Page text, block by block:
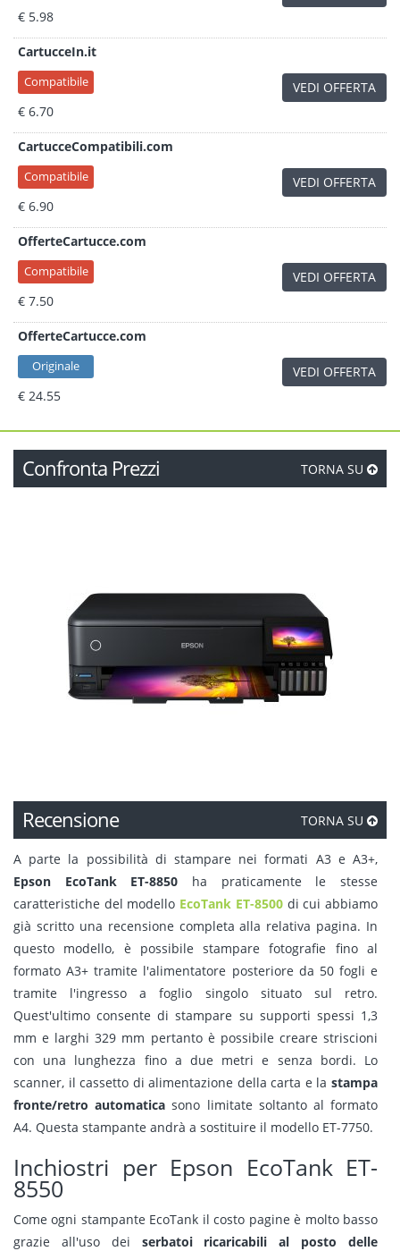
€ 5.98
CartucceIn.it
Compatibile
€ 6.70
VEDI OFFERTA
CartucceCompatibili.com
Compatibile
€ 6.90
VEDI OFFERTA
OfferteCartucce.com
Compatibile
€ 7.50
VEDI OFFERTA
OfferteCartucce.com
Originale
€ 24.55
VEDI OFFERTA
Confronta Prezzi TORNA SU
Recensione TORNA SU
A parte la possibilità di stampare nei formati A3 e A3+,
Epson EcoTank ET-8850 ha praticamente le stesse
caratteristiche del modello EcoTank ET-8500di cui abbiamo
già scritto una recensione completa alla relativa pagina. In
questo modello, è possibile stampare fotografie fino al
formato A3+ tramite l'alimentatore posteriore da 50 fogli e
tramite l'ingresso a foglio singolo situato sul retro.
Quest'ultimo consente di stampare su supporti spessi 1,3
mm e larghi 329 mm pertanto è possibile creare striscioni
con una lunghezza fino a due metri e senza bordi. Lo
scanner, il cassetto di alimentazione della carta e la stampa
fronte/retro automatica sono limitate soltanto al formato
A4. Questa stampante andrà a sostituire il modello ET-7750.
Inchiostri per Epson EcoTank ET-
8550
Come ogni stampante EcoTank il costo pagine è molto basso
grazie all'uso dei serbatoi ricaricabili al posto delle